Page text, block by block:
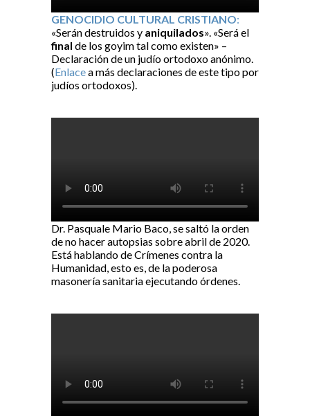
GENOCIDIO CULTURAL CRISTIANO:
«Serán destruidos y aniquilados». «Será el
final de los goyim tal como existen» –
Declaración de un judío ortodoxo anónimo.
(Enlacea más declaraciones de este tipo por
judíos ortodoxos).
Dr. Pasquale Mario Baco, se saltó la orden
de no hacer autopsias sobre abril de 2020.
Está hablando de Crímenes contra la
Humanidad, esto es, de la poderosa
masonería sanitaria ejecutando órdenes.